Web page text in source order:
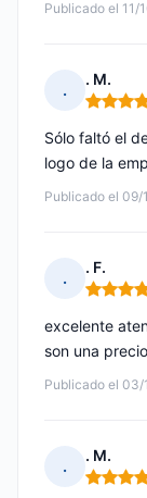
Publicado el 11/
.
. M.
Nota: 4
Publicado el
Sólo faltó el
logo de la
.
. F.
Nota: 5
Publicado el
excelente
son una
.
. M.
Nota: 5